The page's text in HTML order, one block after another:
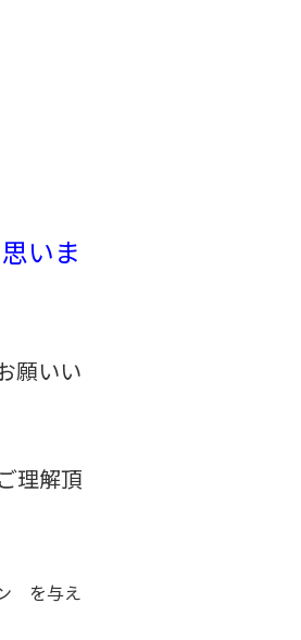
いま
願いい
理解頂
を与え